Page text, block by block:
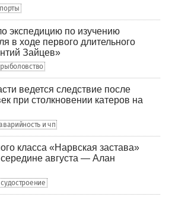
порты
экспедицию по изучению
в ходе первого длительного
Зайцев»
рыболовство
ведется следствие после
при столкновении катеров на
и чп
класса «Нарвская застава»
середине августа — Алан
судостроение